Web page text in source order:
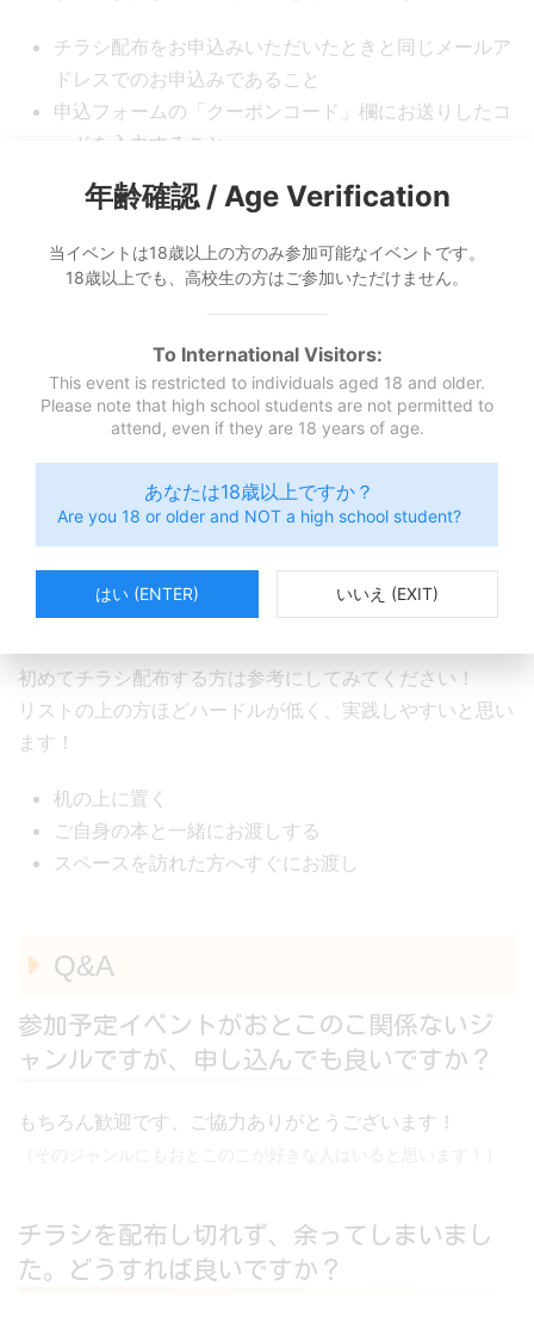
年齢確認 / Age Verification
当イベントは18歳以上の方のみ参加可能なイベントです。
18歳以上でも、高校生の方はご参加いただけません。
To International Visitors:
This event is restricted to individuals aged 18 and older.
Please note that high school students are not permitted to
attend, even if they are 18 years of age.
あなたは18歳以上ですか？
Are you 18 or older and NOT a high school student?
はい (ENTER) いいえ (EXIT)
チラシ配布をお申込みいただいたときと同じメールア
ドレスでのお申込みであること
申込フォームの「クーポンコード」欄にお送りしたコ
ードを入力すること
コード使用時は、以下をチェックします。
お申し出時のメールアドレスと一致しているか
有効期限内か
メールアドレスのスペルミスが大変多いです。
コピペするなど、間違えにくい方法での入力をお勧
めいたします。
配布のしかた
初めてチラシ配布する方は参考にしてみてください！
リストの上の方ほどハードルが低く、実践しやすいと思い
ます！
机の上に置く
ご自身の本と一緒にお渡しする
スペースを訪れた方へすぐにお渡し
Q&A
参加予定イベントがおとこのこ関係ないジ
ャンルですが、申し込んでも良いですか？
もちろん歓迎です、ご協力ありがとうございます！
チラシを配布し切れず、余ってしまいまし
た。どうすれば良いですか？